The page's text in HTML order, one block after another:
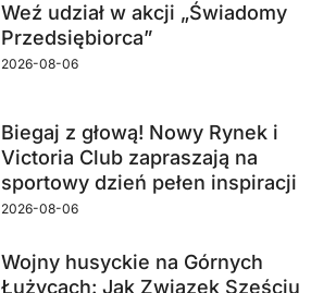
Weź udział w akcji „Świadomy
Przedsiębiorca”
2026-08-06
Biegaj z głową! Nowy Rynek i
Victoria Club zapraszają na
sportowy dzień pełen inspiracji
2026-08-06
Wojny husyckie na Górnych
Łużycach: Jak Związek Sześciu